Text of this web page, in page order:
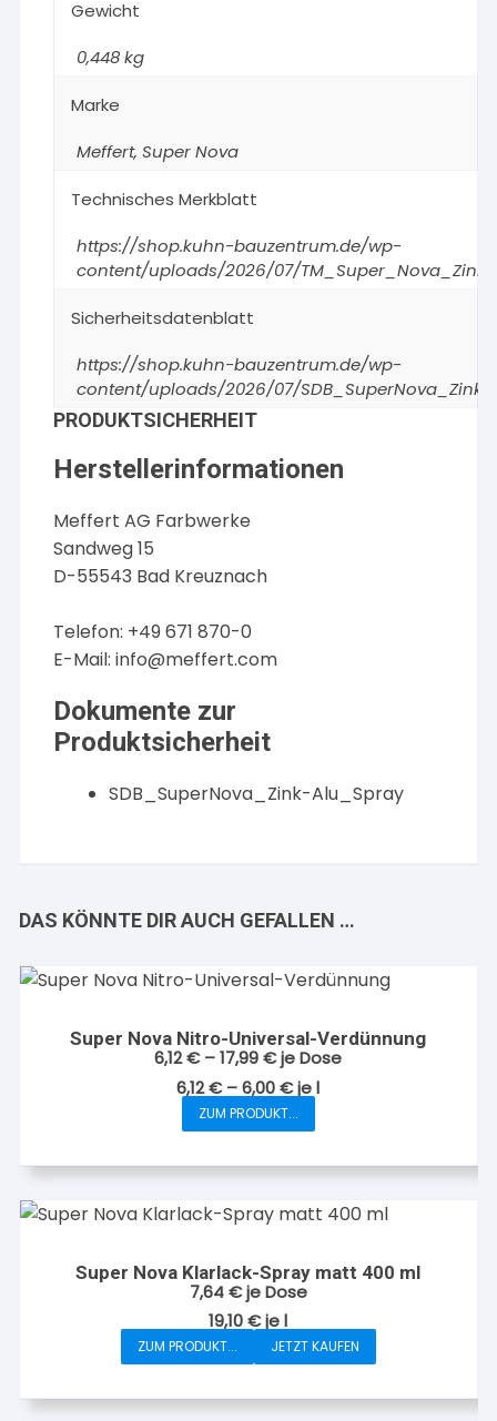
Gewicht
0,448 kg
Marke
Meffert,Super Nova
Technisches Merkblatt
https://shop.kuhn-bauzentrum.de/wp-
content/uploads/2026/07/
Sicherheitsdatenblatt
https://shop.kuhn-bauzentrum.de/wp-
content/uploads/2026/07/SDB_SuperNova_Zink-
PRODUKTSICHERHEIT
Herstellerinformationen
Meffert AG Farbwerke
Sandweg 15
D-55543 Bad Kreuznach
Telefon: +49 671 870-0
E-Mail:info@meffert.com
Dokumente zur
Produktsicherheit
SDB_SuperNova_Zink-Alu_Spray
DAS KÖNNTE DIR AUCH GEFALLEN …
Super Nova Nitro-Universal-Verdünnung
6,12€–17,99€je Dose
6,12€–6,00€jel
ZUM PRODUKT...
Dieses
weist
mehrere
Varianten
Die
Optionen
können
auf
Super Nova Klarlack-Spray matt 400 ml
7,64€je Dose
19,10€jel
ZUM PRODUKT... JETZT KAUFEN